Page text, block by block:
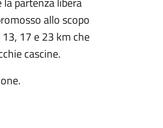
allo scopo
17 e 23 km che
cascine.